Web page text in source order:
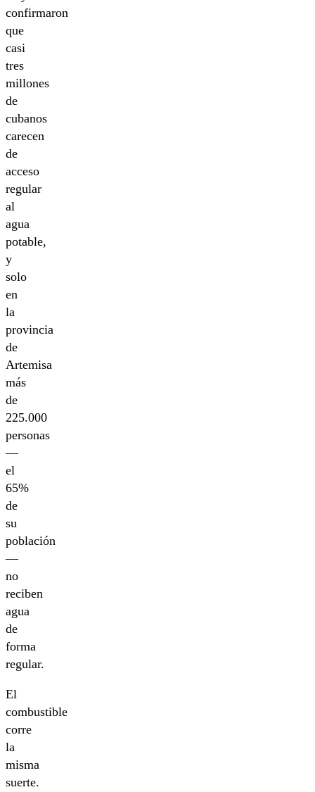
confirmaron
que
casi
tres
millones
de
cubanos
carecen
de
acceso
regular
al
agua
potable,
y
solo
en
la
provincia
de
Artemisa
más
de
225.000
personas
—
el
65%
de
su
población
—
no
reciben
agua
de
forma
regular.
El
combustible
corre
la
misma
suerte.